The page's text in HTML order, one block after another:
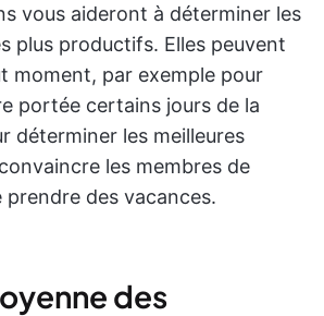
vous aideront à déterminer les
plus productifs. Elles peuvent
moment, par exemple pour
portée certains jours de la
déterminer les meilleures
les membres de
des vacances.
des